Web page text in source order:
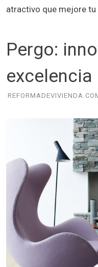
atractivo que mejore tu
Pergo: